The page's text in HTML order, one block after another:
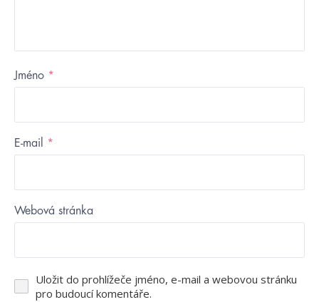
Jméno *
E-mail *
Webová stránka
Uložit do prohlížeče jméno, e-mail a webovou stránku
pro budoucí komentáře.